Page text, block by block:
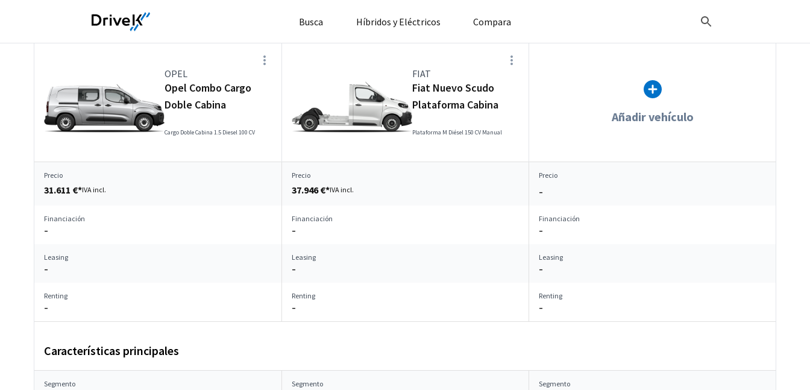
Busca Híbridos y Eléctricos Compara
OPEL
Opel Combo Cargo
Doble Cabina
Cargo Doble Cabina 1.5 Diesel 100 CV
FIAT
Fiat Nuevo Scudo
Plataforma Cabina
Plataforma M Diésel 150 CV Manual
Añadir vehículo
Precio
31.611 €*IVA incl.
Precio
37.946 €*IVA incl.
Precio
–
Financiación
–
Financiación
–
Financiación
–
Leasing
–
Leasing
–
Leasing
–
Renting
–
Renting
–
Renting
–
Características principales
Segmento Segmento Segmento